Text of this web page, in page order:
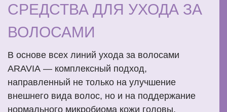
СРЕДСТВА ДЛЯ УХОДА ЗА
ВОЛОСАМИ
В основе всех линий ухода за волосами
ARAVIA — комплексный подход,
направленный не только на улучшение
внешнего вида волос, но и на поддержание
нормального микробиома кожи головы.